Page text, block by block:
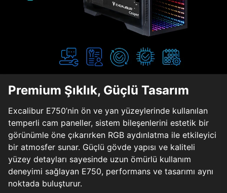
Premium Şıklık, Güçlü Tasarım
Excalibur E750’nin ön ve yan yüzeylerinde kullanılan
temperli cam paneller, sistem bileşenlerini estetik bir
görünümle öne çıkarırken RGB aydınlatma ile etkileyici
bir atmosfer sunar. Güçlü gövde yapısı ve kaliteli
yüzey detayları sayesinde uzun ömürlü kullanım
deneyimi sağlayan E750, performans ve tasarımı aynı
noktada buluşturur.